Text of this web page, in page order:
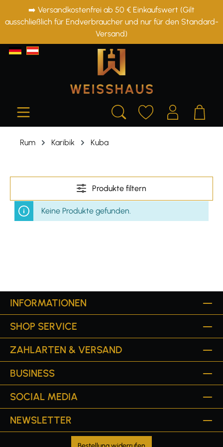
springen
➡️ Versandkostenfrei ab 50 € Einkaufswert (Gilt
ausschließlich für Endverbraucher und nur für den Standard-
Versand)
Rum Karibik Kuba
Produkte filtern
Keine Produkte gefunden.
INFORMATIONEN
SHOP SERVICE
ZAHLARTEN & VERSAND
BUSINESS
SOCIAL MEDIA
NEWSLETTER